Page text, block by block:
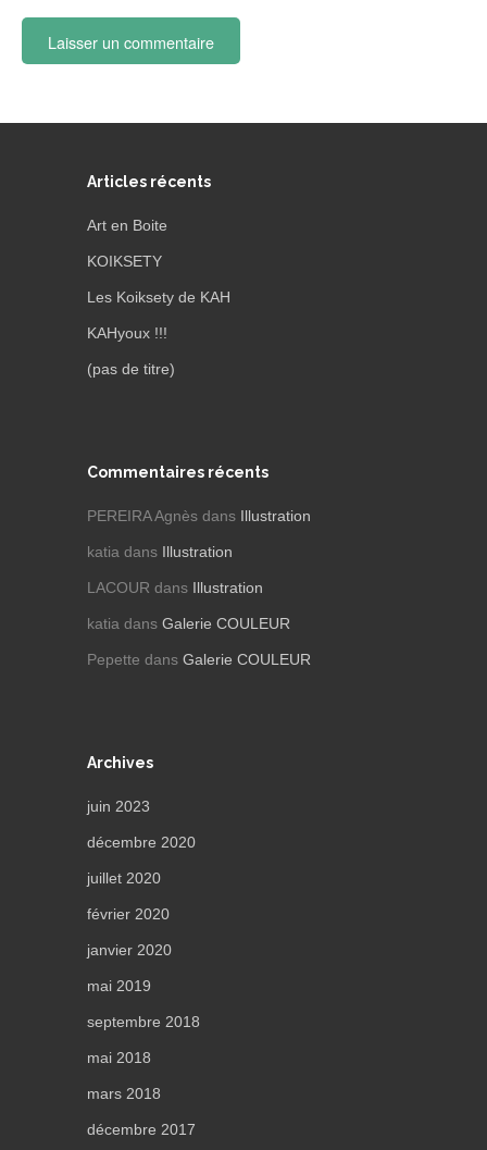
Articles récents
Art en Boite
KOIKSETY
Les Koiksety de KAH
KAHyoux !!!
(pas de titre)
Commentaires récents
PEREIRA Agnès dans Illustration
katia dans Illustration
LACOUR dans Illustration
katia dans Galerie COULEUR
Pepette dans Galerie COULEUR
Archives
juin 2023
décembre 2020
juillet 2020
février 2020
janvier 2020
mai 2019
septembre 2018
mai 2018
mars 2018
décembre 2017